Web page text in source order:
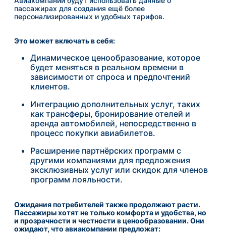
пассажирах для создания ещё более
персонализированных и удобных тарифов.
Это может включать в себя:
Динамическое ценообразование, которое
будет меняться в реальном времени в
зависимости от спроса и предпочтений
клиентов.
Интеграцию дополнительных услуг, таких
как трансферы, бронирование отелей и
аренда автомобилей, непосредственно в
процесс покупки авиабилетов.
Расширение партнёрских программ с
другими компаниями для предложения
эксклюзивных услуг или скидок для членов
программ лояльности.
Ожидания потребителей также продолжают расти.
Пассажиры хотят не только комфорта и удобства, но
и прозрачности и честности в ценообразовании. Они
ожидают, что авиакомпании предложат: